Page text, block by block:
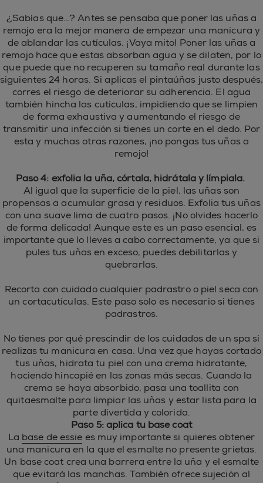
¿Sabías que…? Antes se pensaba que poner las uñas a
remojo era la mejor manera de empezar una manicura y
de ablandar las cutículas. ¡Vaya mito! Poner las uñas a
remojo hace que estas absorban agua y se dilaten, por lo
que puede que no recuperen su tamaño real durante las
siguientes 24 horas. Si aplicas el pintaúñas justo después,
corres el riesgo de deteriorar su adherencia. El agua
también hincha las cutículas, impidiendo que se limpien
de forma exhaustiva y aumentando el riesgo de
transmitir una infección si tienes un corte en el dedo. Por
esta y muchas otras razones, ¡no pongas tus uñas a
remojo!
Paso 4: exfolia la uña, córtala, hidrátala y límpiala.
Al igual que la superficie de la piel, las uñas son
propensas a acumular grasa y residuos. Exfolia tus uñas
con una suave lima de cuatro pasos. ¡No olvides hacerlo
de forma delicada! Aunque este es un paso esencial, es
importante que lo lleves a cabo correctamente, ya que si
pules tus uñas en exceso, puedes debilitarlas y
quebrarlas.
Recorta con cuidado cualquier padrastro o piel seca con
un cortacutículas. Este paso solo es necesario si tienes
padrastros.
No tienes por qué prescindir de los cuidados de un spa si
realizas tu manicura en casa. Una vez que hayas cortado
tus uñas, hidrata tu piel con una crema hidratante,
haciendo hincapié en las zonas más secas. Cuando la
crema se haya absorbido, pasa una toallita con
quitaesmalte para limpiar las uñas y estar lista para la
parte divertida y colorida.
Paso 5: aplica tu base coat
La base de essie es muy importante si quieres obtener
una manicura en la que el esmalte no presente grietas.
Un base coat crea una barrera entre la uña y el esmalte
que evitará las manchas. También ofrece sujeción al